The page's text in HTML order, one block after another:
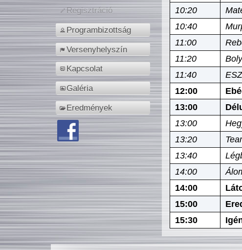
Regisztráció
Programbizottság
Versenyhelyszín
Kapcsolat
Galéria
Eredmények
10:20
10:40
11:00
11:20
11:40
12:00
13:00
13:00
13:20
13:40
14:00
14:00
15:00
15:30